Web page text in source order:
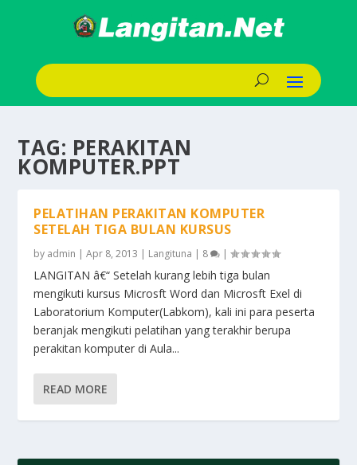
TAG: PERAKITAN
KOMPUTER.PPT
PELATIHAN PERAKITAN KOMPUTER
SETELAH TIGA BULAN KURSUS
by admin |Apr 8, 2013 | Langituna | 8 |
LANGITAN â€“ Setelah kurang lebih tiga bulan
mengikuti kursus Microsft Word dan Microsft Exel di
Laboratorium Komputer(Labkom), kali ini para peserta
beranjak mengikuti pelatihan yang terakhir berupa
perakitan komputer di Aula...
READ MORE